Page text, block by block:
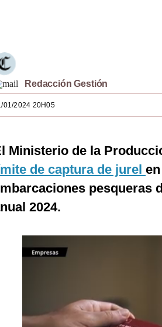
Redacción Gestión
01/2024 20H05
Ministerio de la
de captura de jurel
pesqueras
2024.